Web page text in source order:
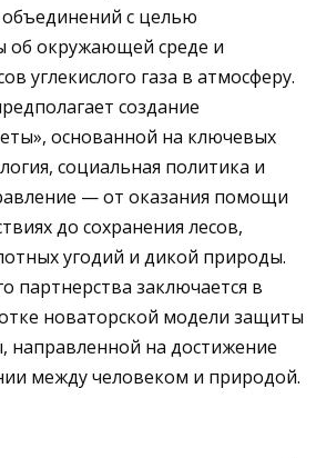
с целью
об окружающей среде и
углекислого газа в атмосферу.
создание
основанной на ключевых
социальная политика и
— от оказания помощи
до сохранения лесов,
угодий и дикой природы.
партнерства заключается в
новаторской модели защиты
на достижение
между человеком и природой.